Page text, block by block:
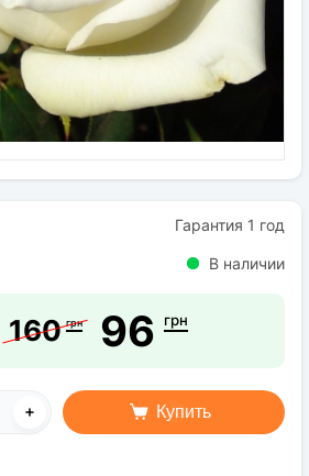
Гарантия 1 год
В наличии
160 грн 96 грн
Купить